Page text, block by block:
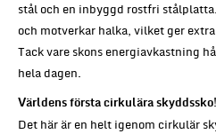
stål och en inbyggd rostfri
och motverkar halka, vilket ger
Tack vare skons energiavkastning
hela dagen.
Världens första cirkulära skyddssko!
Det här är en helt igenom cirkulär